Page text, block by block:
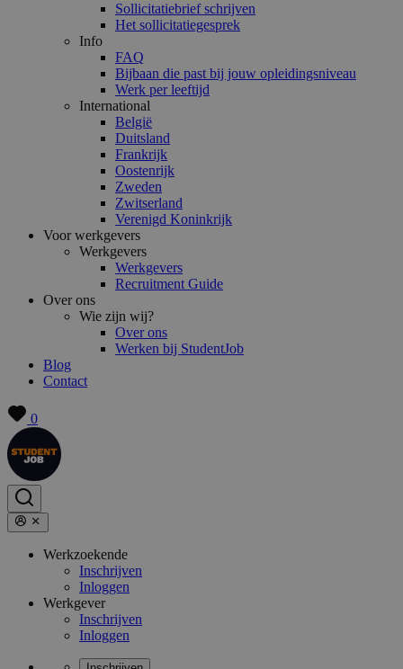
Sollicitatiebrief schrijven
Het sollicitatiegesprek
Info
FAQ
Bijbaan die past bij jouw opleidingsniveau
Werk per leeftijd
International
België
Duitsland
Frankrijk
Oostenrijk
Zweden
Zwitserland
Verenigd Koninkrijk
Voor werkgevers
Werkgevers
Werkgevers
Recruitment Guide
Over ons
Wie zijn wij?
Over ons
Werken bij StudentJob
Blog
Contact
0
Werkzoekende
Inschrijven
Inloggen
Werkgever
Inschrijven
Inloggen